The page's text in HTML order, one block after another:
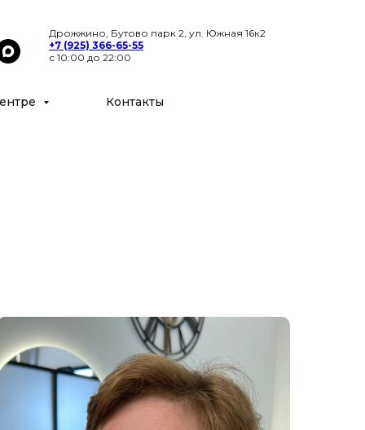
Дрожжино, Бутово парк 2, ул. Южная 16к2
+7 (925) 366-65-55
с 10:00 до 22:00
Контакты